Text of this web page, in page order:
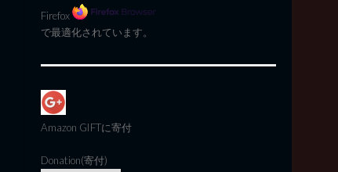
Firefox
で最適化されています。
Amazon GIFTに寄付
Donation(寄付)